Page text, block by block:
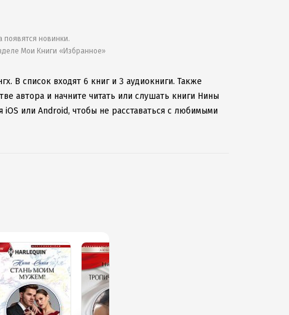
появятся новинки.
Мои Книги «Избранное»
В список входят 6 книг и 3 аудиокниги. Также
автора и начните читать или слушать книги Нины
или Android, чтобы не расставаться с любимыми